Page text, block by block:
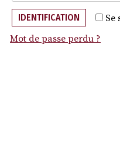
Se
IDENTIFICATION
Mot de passe perdu ?